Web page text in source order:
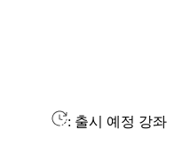
: 출시 예정 강좌